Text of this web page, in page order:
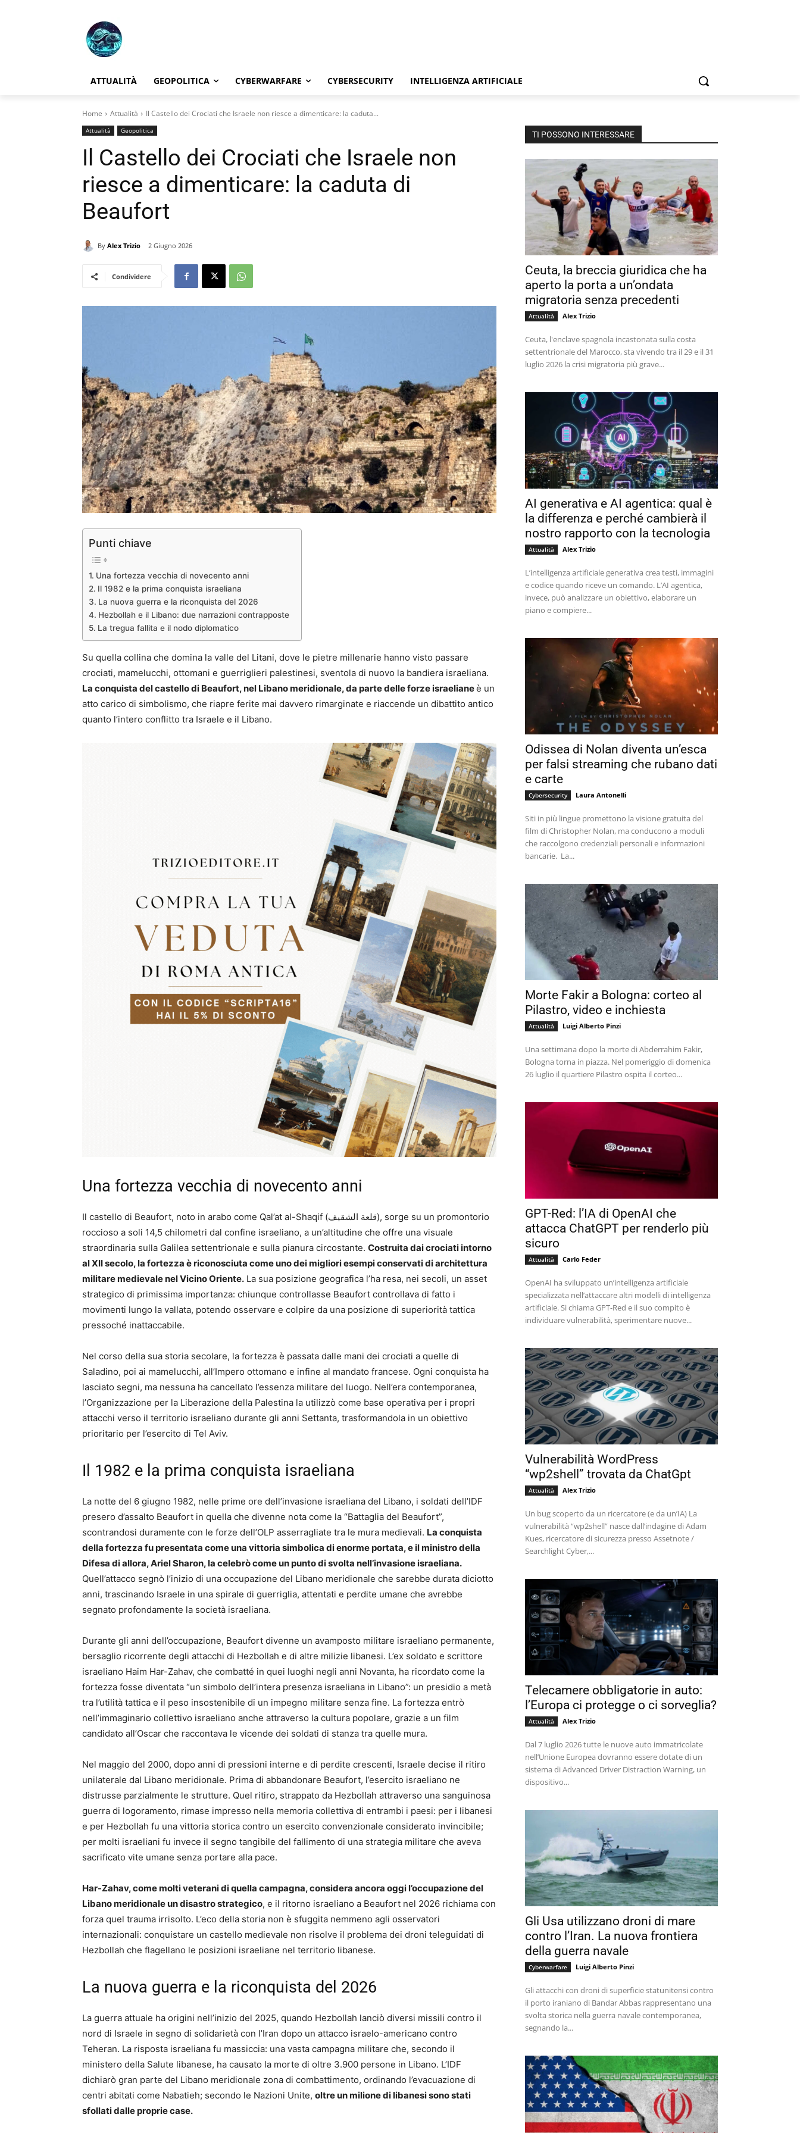
ATTUALITÀ GEOPOLITICA CYBERWARFARE CYBERSECURITY INTELLIGENZA ARTIFICIALE
Home Attualità Il Castello dei Crociati che Israele non riesce a dimenticare: la caduta...
Attualità Geopolitica
Il Castello dei Crociati che Israele non
riesce a dimenticare: la caduta di
Beaufort
By Alex Trizio 2 Giugno 2026
Condividere
Punti chiave
Una fortezza vecchia di novecento anni
Il 1982 e la prima conquista israeliana
La nuova guerra e la riconquista del 2026
Hezbollah e il Libano: due narrazioni contrapposte
La tregua fallita e il nodo diplomatico
Su quella collina che domina la valle del Litani, dove le pietre millenarie hanno visto passare
crociati, mamelucchi, ottomani e guerriglieri palestinesi, sventola di nuovo la bandiera israeliana.
La conquista del castello di Beaufort, nel Libano meridionale, da parte delle forze israelianeè un
atto carico di simbolismo, che riapre ferite mai davvero rimarginate e riaccende un dibattito antico
quanto l’intero conflitto tra Israele e il Libano.
Una fortezza vecchia di novecento anni
Il castello di Beaufort, noto in arabo come Qal’at al-Shaqif (قلعة الشقيف), sorge su un promontorio
roccioso a soli 14,5 chilometri dal confine israeliano, a un’altitudine che offre una visuale
straordinaria sulla Galilea settentrionale e sulla pianura circostante. Costruita dai crociati intorno
al XII secolo, la fortezza è riconosciuta come uno dei migliori esempi conservati di architettura
militare medievale nel Vicino Oriente. La sua posizione geografica l’ha resa, nei secoli, un asset
strategico di primissima importanza: chiunque controllasse Beaufort controllava di fatto i
movimenti lungo la vallata, potendo osservare e colpire da una posizione di superiorità tattica
pressoché inattaccabile.
Nel corso della sua storia secolare, la fortezza è passata dalle mani dei crociati a quelle di
Saladino, poi ai mamelucchi, all’Impero ottomano e infine al mandato francese. Ogni conquista ha
lasciato segni, ma nessuna ha cancellato l’essenza militare del luogo. Nell’era contemporanea,
l’Organizzazione per la Liberazione della Palestina la utilizzò come base operativa per i propri
attacchi verso il territorio israeliano durante gli anni Settanta, trasformandola in un obiettivo
prioritario per l’esercito di Tel Aviv.
Il 1982 e la prima conquista israeliana
La notte del 6 giugno 1982, nelle prime ore dell’invasione israeliana del Libano, i soldati dell’IDF
presero d’assalto Beaufort in quella che divenne nota come la “Battaglia del Beaufort”,
scontrandosi duramente con le forze dell’OLP asserragliate tra le mura medievali. La conquista
della fortezza fu presentata come una vittoria simbolica di enorme portata, e il ministro della
Difesa di allora, Ariel Sharon, la celebrò come un punto di svolta nell’invasione israeliana.
Quell’attacco segnò l’inizio di una occupazione del Libano meridionale che sarebbe durata diciotto
anni, trascinando Israele in una spirale di guerriglia, attentati e perdite umane che avrebbe
segnato profondamente la società israeliana.
Durante gli anni dell’occupazione, Beaufort divenne un avamposto militare israeliano permanente,
bersaglio ricorrente degli attacchi di Hezbollah e di altre milizie libanesi. L’ex soldato e scrittore
israeliano Haim Har-Zahav, che combatté in quei luoghi negli anni Novanta, ha ricordato come la
fortezza fosse diventata “un simbolo dell’intera presenza israeliana in Libano”: un presidio a metà
tra l’utilità tattica e il peso insostenibile di un impegno militare senza fine. La fortezza entrò
nell’immaginario collettivo israeliano anche attraverso la cultura popolare, grazie a un film
candidato all’Oscar che raccontava le vicende dei soldati di stanza tra quelle mura.
Nel maggio del 2000, dopo anni di pressioni interne e di perdite crescenti, Israele decise il ritiro
unilaterale dal Libano meridionale. Prima di abbandonare Beaufort, l’esercito israeliano ne
distrusse parzialmente le strutture. Quel ritiro, strappato da Hezbollah attraverso una sanguinosa
guerra di logoramento, rimase impresso nella memoria collettiva di entrambi i paesi: per i libanesi
e per Hezbollah fu una vittoria storica contro un esercito convenzionale considerato invincibile;
per molti israeliani fu invece il segno tangibile del fallimento di una strategia militare che aveva
sacrificato vite umane senza portare alla pace.
Har-Zahav, come molti veterani di quella campagna, considera ancora oggi l’occupazione del
Libano meridionale un disastro strategico, e il ritorno israeliano a Beaufort nel 2026 richiama con
forza quel trauma irrisolto. L’eco della storia non è sfuggita nemmeno agli osservatori
internazionali: conquistare un castello medievale non risolve il problema dei droni teleguidati di
Hezbollah che flagellano le posizioni israeliane nel territorio libanese.
La nuova guerra e la riconquista del 2026
La guerra attuale ha origini nell’inizio del 2025, quando Hezbollah lanciò diversi missili contro il
nord di Israele in segno di solidarietà con l’Iran dopo un attacco israelo-americano contro
Teheran. La risposta israeliana fu massiccia: una vasta campagna militare che, secondo il
ministero della Salute libanese, ha causato la morte di oltre 3.900 persone in Libano. L’IDF
dichiarò gran parte del Libano meridionale zona di combattimento, ordinando l’evacuazione di
centri abitati come Nabatieh; secondo le Nazioni Unite, oltre un milione di libanesi sono stati
sfollati dalle proprie case.
TI POSSONO INTERESSARE
Ceuta, la breccia giuridica che ha
aperto la porta a un’ondata
migratoria senza precedenti
Attualità Alex Trizio
Ceuta, l'enclave spagnola incastonata sulla costa
settentrionale del Marocco, sta vivendo tra il 29 e il 31
luglio 2026 la crisi migratoria più grave...
AI generativa e AI agentica: qual è
la differenza e perché cambierà il
nostro rapporto con la tecnologia
Attualità Alex Trizio
L’intelligenza artificiale generativa crea testi, immagini
e codice quando riceve un comando. L’AI agentica,
invece, può analizzare un obiettivo, elaborare un
piano e compiere...
Odissea di Nolan diventa un’esca
per falsi streaming che rubano dati
e carte
Cybersecurity Laura Antonelli
Siti in più lingue promettono la visione gratuita del
film di Christopher Nolan, ma conducono a moduli
che raccolgono credenziali personali e informazioni
bancarie. La...
Morte Fakir a Bologna: corteo al
Pilastro, video e inchiesta
Attualità Luigi Alberto Pinzi
Una settimana dopo la morte di Abderrahim Fakir,
Bologna torna in piazza. Nel pomeriggio di domenica
26 luglio il quartiere Pilastro ospita il corteo...
GPT-Red: l’IA di OpenAI che
attacca ChatGPT per renderlo più
sicuro
Attualità Carlo Feder
OpenAI ha sviluppato un’intelligenza artificiale
specializzata nell’attaccare altri modelli di intelligenza
artificiale. Si chiama GPT-Red e il suo compito è
individuare vulnerabilità, sperimentare nuove...
Vulnerabilità WordPress
“wp2shell” trovata da ChatGpt
Attualità Alex Trizio
Un bug scoperto da un ricercatore (e da un’IA) La
vulnerabilità “wp2shell” nasce dall’indagine di Adam
Kues, ricercatore di sicurezza presso Assetnote /
Searchlight Cyber,...
Telecamere obbligatorie in auto:
l’Europa ci protegge o ci sorveglia?
Attualità Alex Trizio
Dal 7 luglio 2026 tutte le nuove auto immatricolate
nell’Unione Europea dovranno essere dotate di un
sistema di Advanced Driver Distraction Warning, un
dispositivo...
Gli Usa utilizzano droni di mare
contro l’Iran. La nuova frontiera
della guerra navale
Cyberwarfare Luigi Alberto Pinzi
Gli attacchi con droni di superficie statunitensi contro
il porto iraniano di Bandar Abbas rappresentano una
svolta storica nella guerra navale contemporanea,
segnando la...